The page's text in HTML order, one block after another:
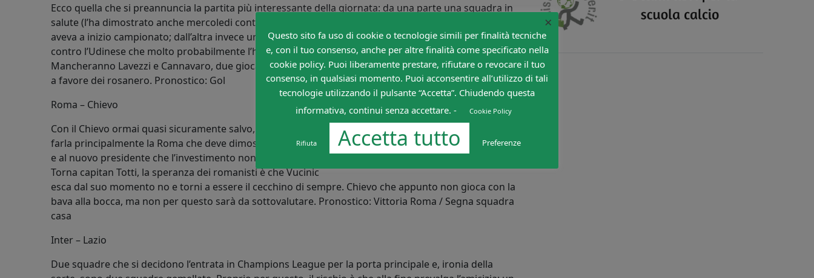
Ecco quella che si preannuncia la partita più interessante della giornata: da una parte una squadra in
salute (l’ha dimostrato anche mercoledi contro il Milan in coppa), che ha ritrovato la vena di gioco che
aveva a inizio campionato; dall’altra invece un Napoli ferito nell’orgoglio dopo la sconfitta al San Paolo
contro l’Udinese che molto probabilmente l’ha escluso definitivamente dalla lotta scudetto.
Mancheranno Lavezzi e Cannavaro, due giocatori fondamentali che fanno spostare l’ago della bilancia
a favore dei rosanero. Pronostico: Gol
Roma – Chievo
Totti calcia il rigore in Roma – Palermo
2-3
Con il Chievo ormai quasi sicuramente salvo, la partita dovrà
farla principalmente la Roma che deve dimostrare ai suoi tifosi
e al nuovo presidente che l’investimento non è stato sbagliato.
Torna capitan Totti, la speranza dei romanisti è che Vucinic
esca dal suo momento no e torni a essere il cecchino di sempre. Chievo che appunto non gioca con la
bava alla bocca, ma non per questo sarà da sottovalutare. Pronostico: Vittoria Roma / Segna squadra
casa
Inter – Lazio
Due squadre che si decidono l’entrata in Champions League per la porta principale e, ironia della
×
Questo sito fa uso di cookie o tecnologie simili per finalità tecniche
e, con il tuo consenso, anche per altre finalità come specificato nella
cookie policy. Puoi liberamente prestare, rifiutare o revocare il tuo
consenso, in qualsiasi momento. Puoi acconsentire all’utilizzo di tali
tecnologie utilizzando il pulsante “Accetta”. Chiudendo questa
informativa, continui senza accettare. -
Cookie Policy
Rifiuta Accetta tutto Preferenze